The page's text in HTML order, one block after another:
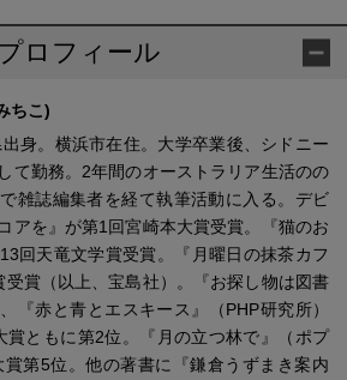
プロフィール
ちこ)
身。横浜市在住。大学卒業後、シドニー
て勤務。2年間のオーストラリア生活のの
雑誌編集者を経て執筆活動に入る。デビ
アを』が第1回宮崎本大賞受賞。『猫のお
回天竜文学賞受賞。『月曜日の抹茶カフ
受賞（以上、宝島社）。『お探し物は図書
『赤と青とエスキース』（PHP研究所）
賞ともに第2位。『月の立つ林で』（ポプ
第5位。他の著書に『鎌倉うずまき案内